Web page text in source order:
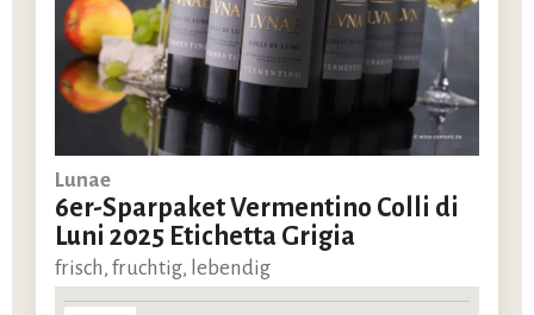
Lunae
6er-Sparpaket Vermentino Colli di
Luni 2025 Etichetta Grigia
frisch, fruchtig, lebendig